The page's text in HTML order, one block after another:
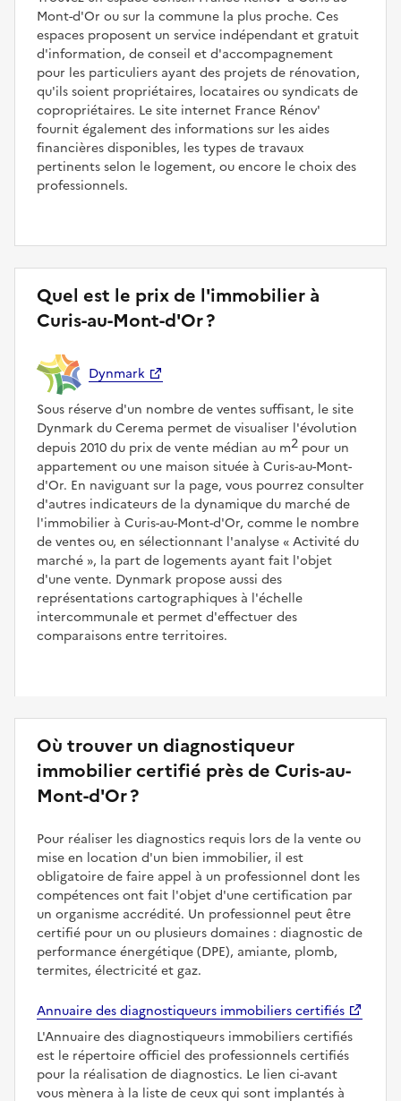
Mont-d'Or ou sur la commune la plus proche. Ces
espaces proposent un service indépendant et gratuit
d'information, de conseil et d'accompagnement
pour les particuliers ayant des projets de rénovation,
qu'ils soient propriétaires, locataires ou syndicats de
copropriétaires. Le site internet France Rénov'
fournit également des informations sur les aides
financières disponibles, les types de travaux
pertinents selon le logement, ou encore le choix des
professionnels.
Quel est le prix de l'immobilier à
Curis-au-Mont-d'Or ?
Dynmark
Sous réserve d'un nombre de ventes suffisant, le site
Dynmark du Cerema permet de visualiser l'évolution
depuis 2010 du prix de vente médian au m2 pour un
appartement ou une maison située à Curis-au-Mont-
d'Or. En naviguant sur la page, vous pourrez consulter
d'autres indicateurs de la dynamique du marché de
l'immobilier à Curis-au-Mont-d'Or, comme le nombre
de ventes ou, en sélectionnant l'analyse
Activité du
marché , la part de logements ayant fait l'objet
d'une vente. Dynmark propose aussi des
représentations cartographiques à l'échelle
intercommunale et permet d'effectuer des
comparaisons entre territoires.
Où trouver un diagnostiqueur
immobilier certifié près de Curis-au-
Mont-d'Or ?
Pour réaliser les diagnostics requis lors de la vente ou
mise en location d'un bien immobilier, il est
obligatoire de faire appel à un professionnel dont les
compétences ont fait l'objet d'une certification par
un organisme accrédité. Un professionnel peut être
certifié pour un ou plusieurs domaines : diagnostic de
performance énergétique (DPE), amiante, plomb,
termites, électricité et gaz.
Annuaire des diagnostiqueurs immobiliers certifiés
L'Annuaire des diagnostiqueurs immobiliers certifiés
est le répertoire officiel des professionnels certifiés
pour la réalisation de diagnostics. Le lien ci-avant
vous mènera à la liste de ceux qui sont implantés à